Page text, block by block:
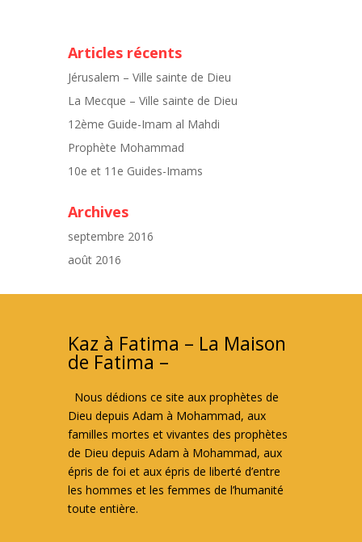
Articles récents
Jérusalem – Ville sainte de Dieu
La Mecque – Ville sainte de Dieu
12ème Guide-Imam al Mahdi
Prophète Mohammad
10e et 11e Guides-Imams
Archives
septembre 2016
août 2016
Kaz à Fatima – La Maison
de Fatima –
Nous dédions ce site aux prophètes de
Dieu depuis Adam à Mohammad, aux
familles mortes et vivantes des prophètes
de Dieu depuis Adam à Mohammad, aux
épris de foi et aux épris de liberté d’entre
les hommes et les femmes de l’humanité
toute entière.